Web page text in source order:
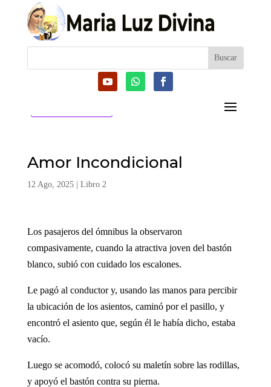
Amor Incondicional
12 Ago, 2025| Libro 2
Los pasajeros del ómnibus la observaron
compasivamente, cuando la atractiva joven del bastón
blanco, subió con cuidado los escalones.
Le pagó al conductor y, usando las manos para percibir
la ubicación de los asientos, caminó por el pasillo, y
encontró el asiento que, según él le había dicho, estaba
vacío.
Luego se acomodó, colocó su maletín sobre las rodillas,
y apoyó el bastón contra su pierna.